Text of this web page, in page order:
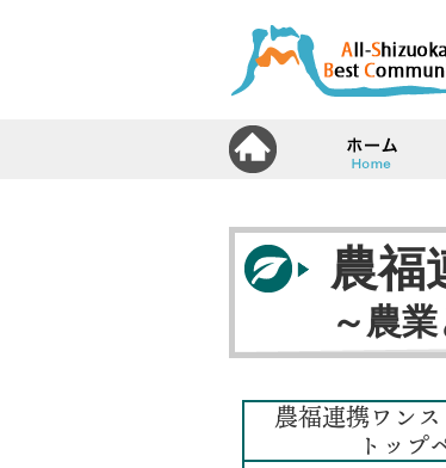
農福
～農
農福連携ワン
トップ